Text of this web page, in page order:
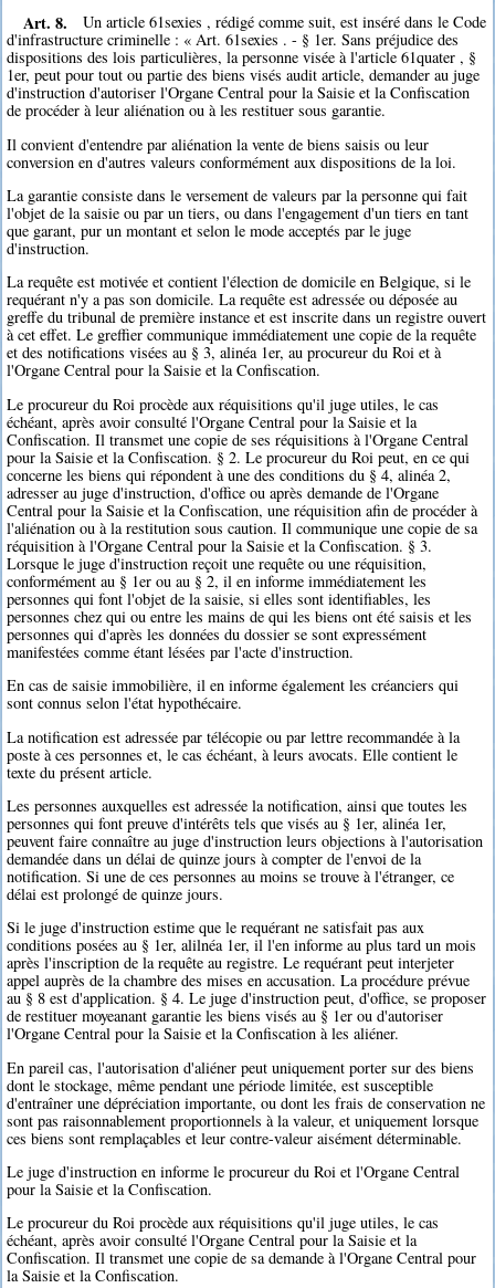
Art. 8.
Un article 61sexies , rédigé comme suit, est inséré dans le Code
d'infrastructure criminelle : « Art. 61sexies . - § 1er. Sans préjudice des
dispositions des lois particulières, la personne visée à l'article 61quater , §
1er, peut pour tout ou partie des biens visés audit article, demander au juge
d'instruction d'autoriser l'Organe Central pour la Saisie et la Confiscation
de procéder à leur aliénation ou à les restituer sous garantie.
Il convient d'entendre par aliénation la vente de biens saisis ou leur
conversion en d'autres valeurs conformément aux dispositions de la loi.
La garantie consiste dans le versement de valeurs par la personne qui fait
l'objet de la saisie ou par un tiers, ou dans l'engagement d'un tiers en tant
que garant, pur un montant et selon le mode acceptés par le juge
d'instruction.
La requête est motivée et contient l'élection de domicile en Belgique, si le
requérant n'y a pas son domicile. La requête est adressée ou déposée au
greffe du tribunal de première instance et est inscrite dans un registre ouvert
à cet effet. Le greffier communique immédiatement une copie de la requête
et des notifications visées au § 3, alinéa 1er, au procureur du Roi et à
l'Organe Central pour la Saisie et la Confiscation.
Le procureur du Roi procède aux réquisitions qu'il juge utiles, le cas
échéant, après avoir consulté l'Organe Central pour la Saisie et la
Confiscation. Il transmet une copie de ses réquisitions à l'Organe Central
pour la Saisie et la Confiscation. § 2. Le procureur du Roi peut, en ce qui
concerne les biens qui répondent à une des conditions du § 4, alinéa 2,
adresser au juge d'instruction, d'office ou après demande de l'Organe
Central pour la Saisie et la Confiscation, une réquisition afin de procéder à
l'aliénation ou à la restitution sous caution. Il communique une copie de sa
réquisition à l'Organe Central pour la Saisie et la Confiscation. § 3.
Lorsque le juge d'instruction reçoit une requête ou une réquisition,
conformément au § 1er ou au § 2, il en informe immédiatement les
personnes qui font l'objet de la saisie, si elles sont identifiables, les
personnes chez qui ou entre les mains de qui les biens ont été saisis et les
personnes qui d'après les données du dossier se sont expressément
manifestées comme étant lésées par l'acte d'instruction.
En cas de saisie immobilière, il en informe également les créanciers qui
sont connus selon l'état hypothécaire.
La notification est adressée par télécopie ou par lettre recommandée à la
poste à ces personnes et, le cas échéant, à leurs avocats. Elle contient le
texte du présent article.
Les personnes auxquelles est adressée la notification, ainsi que toutes les
personnes qui font preuve d'intérêts tels que visés au § 1er, alinéa 1er,
peuvent faire connaître au juge d'instruction leurs objections à l'autorisation
demandée dans un délai de quinze jours à compter de l'envoi de la
notification. Si une de ces personnes au moins se trouve à l'étranger, ce
délai est prolongé de quinze jours.
Si le juge d'instruction estime que le requérant ne satisfait pas aux
conditions posées au § 1er, alilnéa 1er, il l'en informe au plus tard un mois
après l'inscription de la requête au registre. Le requérant peut interjeter
appel auprès de la chambre des mises en accusation. La procédure prévue
au § 8 est d'application. § 4. Le juge d'instruction peut, d'office, se proposer
de restituer moyeanant garantie les biens visés au § 1er ou d'autoriser
l'Organe Central pour la Saisie et la Confiscation à les aliéner.
En pareil cas, l'autorisation d'aliéner peut uniquement porter sur des biens
dont le stockage, même pendant une période limitée, est susceptible
d'entraîner une dépréciation importante, ou dont les frais de conservation ne
sont pas raisonnablement proportionnels à la valeur, et uniquement lorsque
ces biens sont remplaçables et leur contre-valeur aisément déterminable.
Le juge d'instruction en informe le procureur du Roi et l'Organe Central
pour la Saisie et la Confiscation.
Le procureur du Roi procède aux réquisitions qu'il juge utiles, le cas
échéant, après avoir consulté l'Organe Central pour la Saisie et la
Confiscation. Il transmet une copie de sa demande à l'Organe Central pour
la Saisie et la Confiscation.